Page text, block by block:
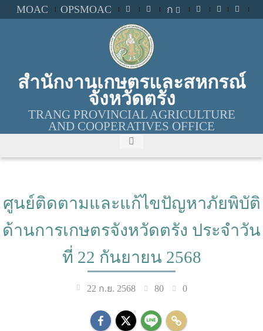
MOAC OPSMOAC ก
สำนักงานเกษตรและสหกรณ์
จังหวัดตรัง
TRANG PROVINCIAL AGRICULTURE
AND COOPERATIVES OFFICE
ศูนย์ติดตามและแก้ไขปัญหาภัยพิบัติ
ด้านการเกษตรจังหวัดตรัง ประจำวัน
ที่ 22 กันยายน 2568
22 ก.ย. 2568 80 0